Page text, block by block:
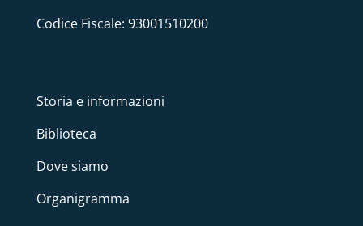
Codice Fiscale: 93001510200
Storia e informazioni
Biblioteca
Dove siamo
Organigramma